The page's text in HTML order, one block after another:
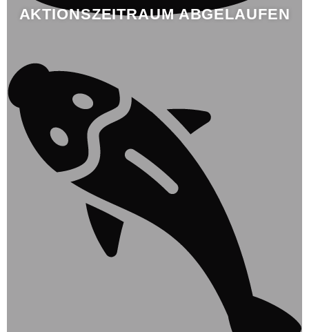
AKTIONSZEITRAUM ABGELAUFEN